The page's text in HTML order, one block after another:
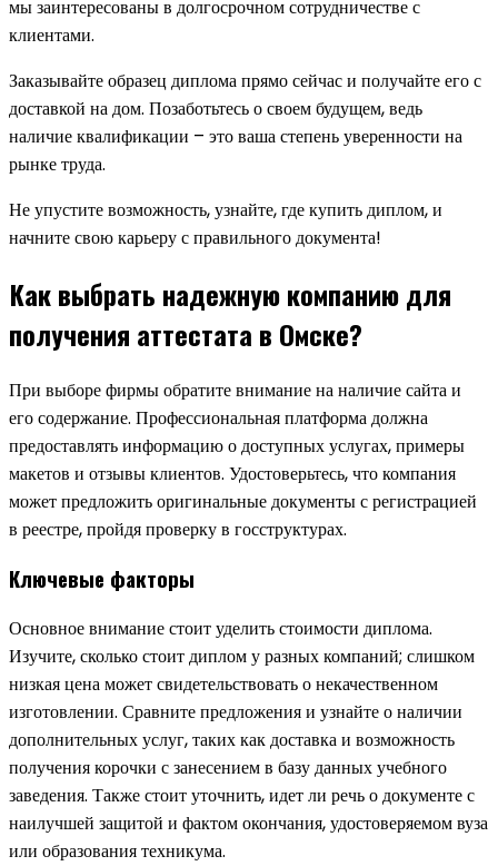
мы заинтересованы в долгосрочном сотрудничестве с
клиентами.
Заказывайте образец диплома прямо сейчас и получайте его с
доставкой на дом. Позаботьтесь о своем будущем, ведь
наличие квалификации – это ваша степень уверенности на
рынке труда.
Не упустите возможность, узнайте, где купить диплом, и
начните свою карьеру с правильного документа!
Как выбрать надежную компанию для
получения аттестата в Омске?
При выборе фирмы обратите внимание на наличие сайта и
его содержание. Профессиональная платформа должна
предоставлять информацию о доступных услугах, примеры
макетов и отзывы клиентов. Удостоверьтесь, что компания
может предложить оригинальные документы с регистрацией
в реестре, пройдя проверку в госструктурах.
Ключевые факторы
Основное внимание стоит уделить стоимости диплома.
Изучите, сколько стоит диплом у разных компаний; слишком
низкая цена может свидетельствовать о некачественном
изготовлении. Сравните предложения и узнайте о наличии
дополнительных услуг, таких как доставка и возможность
получения корочки с занесением в базу данных учебного
заведения. Также стоит уточнить, идет ли речь о документе с
наилучшей защитой и фактом окончания, удостоверяемом вуза
или образования техникума.